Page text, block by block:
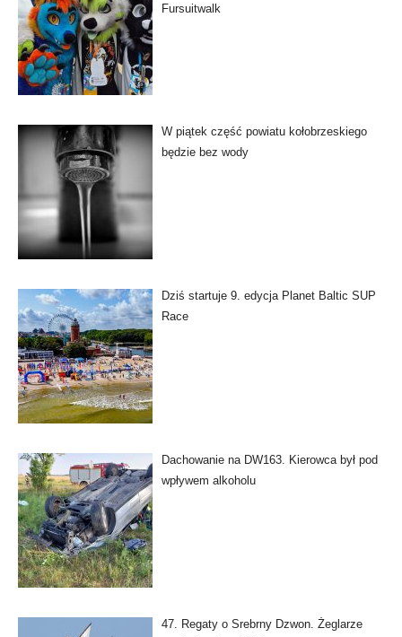
Fursuitwalk
W piątek część powiatu kołobrzeskiego
będzie bez wody
Dziś startuje 9. edycja Planet Baltic SUP
Race
Dachowanie na DW163. Kierowca był pod
wpływem alkoholu
47. Regaty o Srebrny Dzwon. Żeglarze